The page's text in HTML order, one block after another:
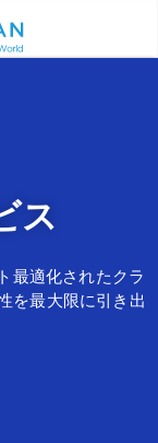
ス
最適化された クラ
を最大限に引き出